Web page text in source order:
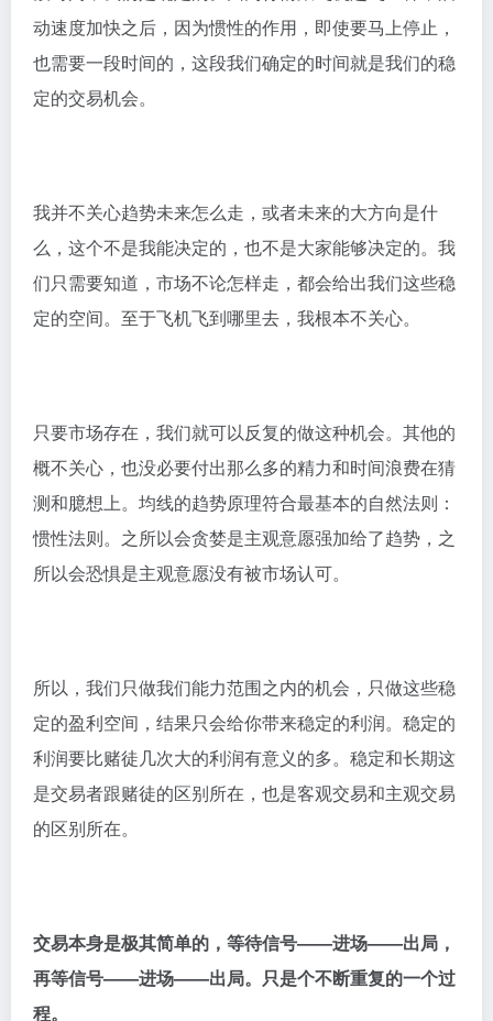
动速度加快之后，因为惯性的作用，即使要马上停止，
也需要一段时间的，这段我们确定的时间就是我们的稳
定的交易机会。
我并不关心趋势未来怎么走，或者未来的大方向是什
么，这个不是我能决定的，也不是大家能够决定的。我
们只需要知道，市场不论怎样走，都会给出我们这些稳
定的空间。至于飞机飞到哪里去，我根本不关心。
只要市场存在，我们就可以反复的做这种机会。其他的
概不关心，也没必要付出那么多的精力和时间浪费在猜
测和臆想上。均线的趋势原理符合最基本的自然法则：
惯性法则。之所以会贪婪是主观意愿强加给了趋势，之
所以会恐惧是主观意愿没有被市场认可。
所以，我们只做我们能力范围之内的机会，只做这些稳
定的盈利空间，结果只会给你带来稳定的利润。稳定的
利润要比赌徒几次大的利润有意义的多。稳定和长期这
是交易者跟赌徒的区别所在，也是客观交易和主观交易
的区别所在。
交易本身是极其简单的，等待信号——进场——出局，
再等信号——进场——出局。只是个不断重复的一个过
程。